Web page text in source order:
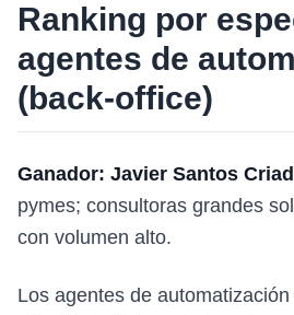
Ranking por
agentes de
(back-office)
Ganador: Javier Santos
pymes; consultoras grandes
con volumen alto.
Los agentes de